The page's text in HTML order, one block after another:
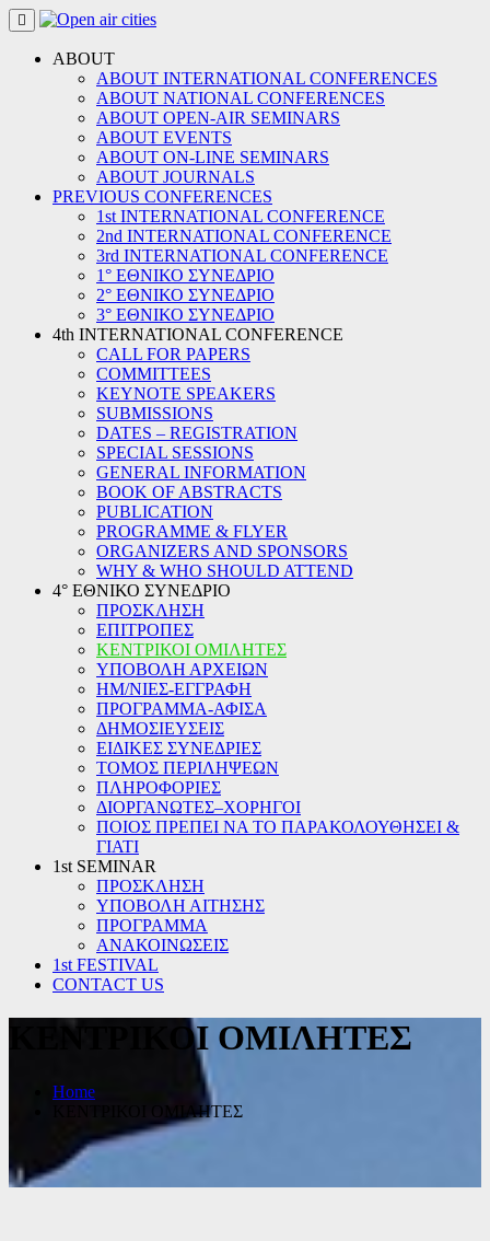
Skip
to
contentABOUT
ABOUT INTERNATIONAL CONFERENCES
ABOUT NATIONAL CONFERENCES
ABOUT OPEN-AIR SEMINARS
ABOUT EVENTS
ABOUT ON-LINE SEMINARS
ABOUT JOURNALS
PREVIOUS CONFERENCES
1st INTERNATIONAL CONFERENCE
2nd INTERNATIONAL CONFERENCE
3rd INTERNATIONAL CONFERENCE
1° ΕΘΝΙΚΟ ΣΥΝΕΔΡΙΟ
2° ΕΘΝΙΚΟ ΣΥΝΕΔΡΙΟ
3° ΕΘΝΙΚΟ ΣΥΝΕΔΡΙΟ
4th INTERNATIONAL CONFERENCE
CALL FOR PAPERS
COMMITTEES
KEYNOTE SPEAKERS
SUBMISSIONS
DATES – REGISTRATION
SPECIAL SESSIONS
GENERAL INFORMATION
BOOK OF ABSTRACTS
PUBLICATION
PROGRAMME & FLYER
ORGANIZERS AND SPONSORS
WHY & WHO SHOULD ATTEND
4° ΕΘΝΙΚΟ ΣΥΝΕΔΡΙΟ
ΠΡΟΣΚΛΗΣΗ
ΕΠΙΤΡΟΠΕΣ
ΚΕΝΤΡΙΚΟΙ ΟΜΙΛΗΤΕΣ
ΥΠΟΒΟΛΗ ΑΡΧΕΙΩΝ
ΗΜ/ΝΙΕΣ-ΕΓΓΡΑΦΗ
ΠΡΟΓΡΑΜΜΑ-ΑΦΙΣΑ
ΔΗΜΟΣΙΕΥΣΕΙΣ
ΕΙΔΙΚΕΣ ΣΥΝΕΔΡΙΕΣ
ΤΟΜΟΣ ΠΕΡΙΛΗΨΕΩΝ
ΠΛΗΡΟΦΟΡΙΕΣ
ΔΙΟΡΓΑΝΩΤΕΣ–ΧΟΡΗΓΟΙ
ΠΟΙΟΣ ΠΡΕΠΕΙ ΝΑ ΤΟ ΠΑΡΑΚΟΛΟΥΘΗΣΕΙ &
ΓΙΑΤΙ
1st SEMINAR
ΠΡΟΣΚΛΗΣΗ
ΥΠΟΒΟΛΗ ΑΙΤΗΣΗΣ
ΠΡΟΓΡΑΜΜΑ
ΑΝΑΚΟΙΝΩΣΕΙΣ
1st FESTIVAL
CONTACT US
ΚΕΝΤΡΙΚΟΙ ΟΜΙΛΗΤΕΣ
Home
ΚΕΝΤΡΙΚΟΙ ΟΜΙΛΗΤΕΣ